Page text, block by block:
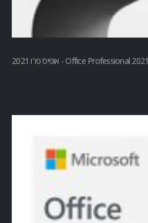
Office Professional 2021 - אופיס פרו 2021